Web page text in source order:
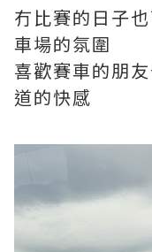
冇比賽的日子
車場的氛圍
喜歡賽車的朋
道的快感